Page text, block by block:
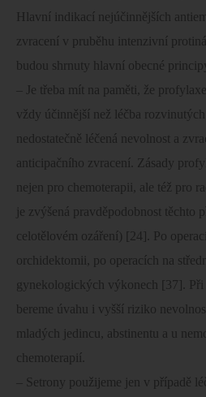
Hlavní indikací nejúčinnějších
zvracení v pruběhu intenzivní
budou shrnuty hlavní obecné
– Je třeba mít na paměti, že
vždy účinnější než léčba
nedostatečně léčená nevolnost a
anticipačního zvracení. Zásady
nejen pro chemoterapii, ale též pro
je zvýšená pravděpodobnost těchto
celotělovém ozáření) [24]. Po
orchidektomii, po operacích na
gynekologických výkonech [37]. Při
bereme úvahu i vyšší riziko
mladých jedincu, abstinentu a u
chemoterapií.
– Setrony použijeme jen v případě